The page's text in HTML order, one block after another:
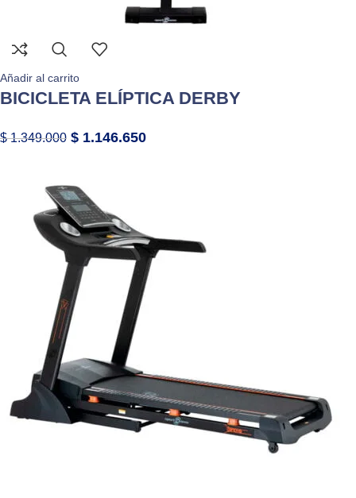
Añadir al carrito
BICICLETA ELÍPTICA DERBY
$1.349.000 $ 1.146.650